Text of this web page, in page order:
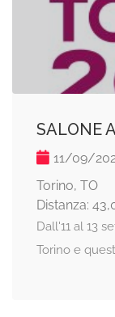
SALONE
11/09/
Torino, TO
Distanza:
Dall'11 al 13
Torino e